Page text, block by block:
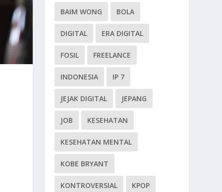
BAIM WONG BOLA
DIGITAL ERA DIGITAL
FOSIL FREELANCE
INDONESIA IP 7
JEJAK DIGITAL JEPANG
JOB KESEHATAN
KESEHATAN MENTAL
KOBE BRYANT
KONTROVERSIAL KPOP